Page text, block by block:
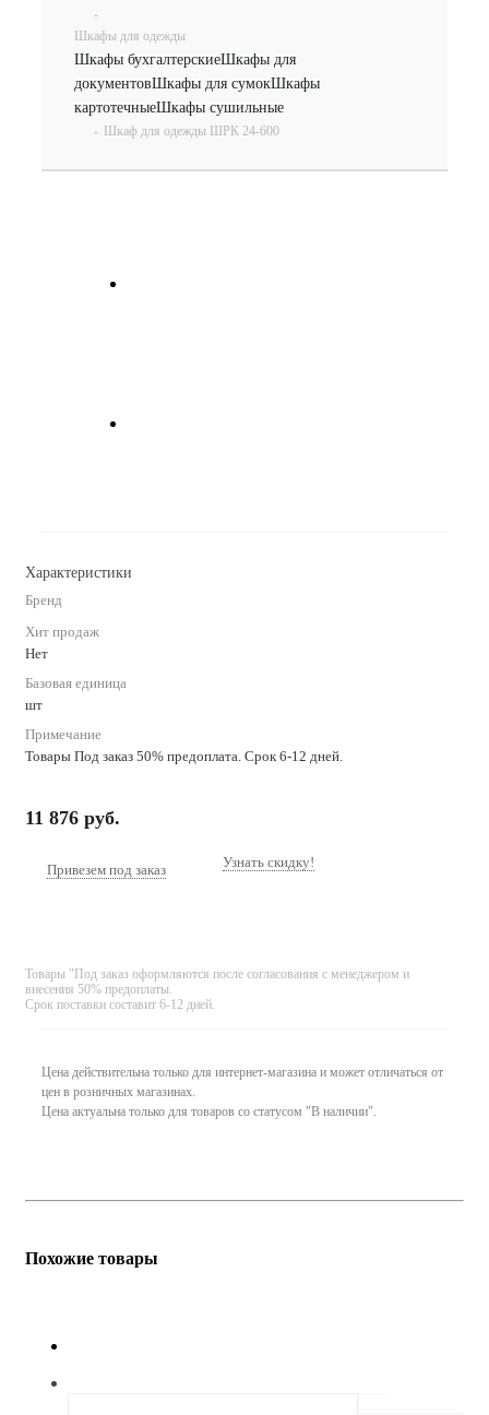
-
Шкафы для одежды
Шкафы бухгалтерскиеШкафы для
документовШкафы для сумокШкафы
картотечныеШкафы сушильные
- Шкаф для одежды ШРК 24-600
Характеристики
Бренд
Хит продаж
Нет
Базовая единица
шт
Примечание
Товары Под заказ 50% предоплата. Срок 6-12 дней.
11 876 руб.
Привезем под заказ Узнать скидку!
Товары "Под заказ оформляются после согласования с менеджером и
внесения 50% предоплаты.
Срок поставки составит 6-12 дней.
Цена действительна только для интернет-магазина и может отличаться от
цен в розничных магазинах.
Цена актуальна только для товаров со статусом "В наличии".
Похожие товары